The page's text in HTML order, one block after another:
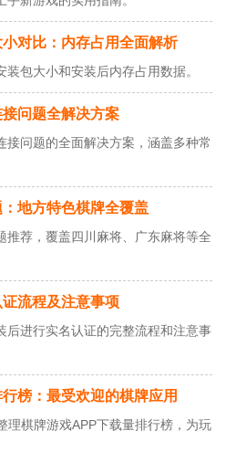
对比：内存占用全面解析
包大小和安装后内存占用数据。
问题全解决方案
接问题的全面解决方案，涵盖多种常
地方特色棋牌全覆盖
推荐，覆盖四川麻将、广东麻将等全
流程及注意事项
后进行实名认证的完整流程和注意事
榜：最受欢迎的棋牌应用
理棋牌游戏APP下载量排行榜，为玩